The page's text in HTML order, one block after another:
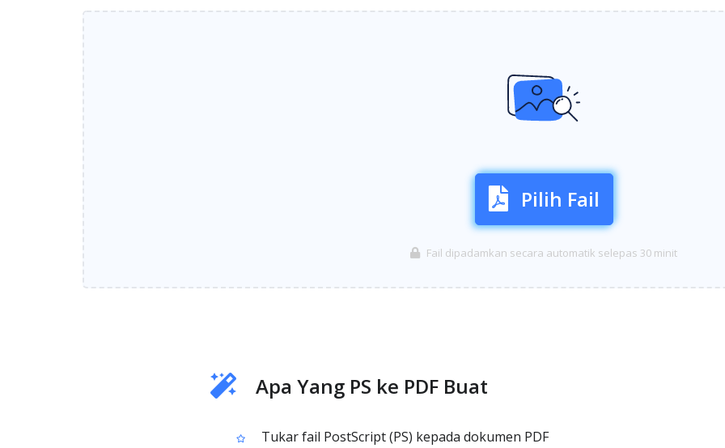
Pilih Fail
Fail dipadamkan secara automatik selepas 30 minit
Apa Yang PS ke PDF Buat
Tukar fail PostScript (PS) kepada dokumen PDF